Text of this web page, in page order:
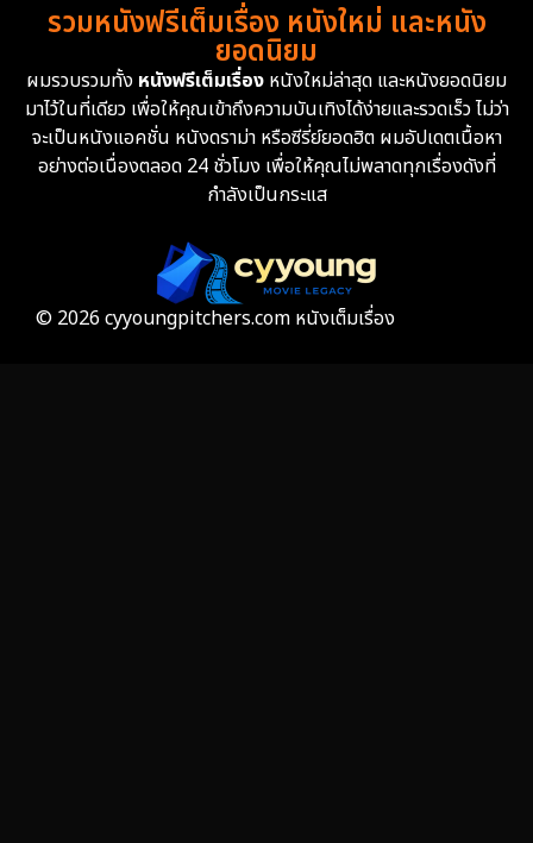
รวมหนังฟรีเต็มเรื่อง หนังใหม่ และหนัง
ยอดนิยม
ผมรวบรวมทั้ง หนังฟรีเต็มเรื่อง หนังใหม่ล่าสุด และหนังยอดนิยม
มาไว้ในที่เดียว เพื่อให้คุณเข้าถึงความบันเทิงได้ง่ายและรวดเร็ว ไม่ว่า
จะเป็นหนังแอคชั่น หนังดราม่า หรือซีรี่ย์ยอดฮิต ผมอัปเดตเนื้อหา
อย่างต่อเนื่องตลอด 24 ชั่วโมง เพื่อให้คุณไม่พลาดทุกเรื่องดังที่
กำลังเป็นกระแส
© 2026 cyyoungpitchers.com หนังเต็มเรื่อง